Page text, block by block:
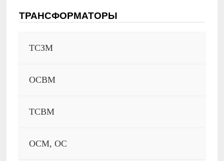
ТРАНСФОРМАТОРЫ
ТСЗМ
ОСВМ
ТСВМ
ОСМ, ОС